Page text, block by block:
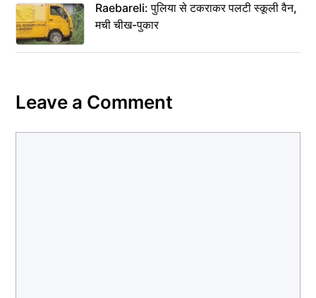
Raebareli: पुलिया से टकराकर पलटी स्कूली वैन,
मची चीख-पुकार
Leave a Comment